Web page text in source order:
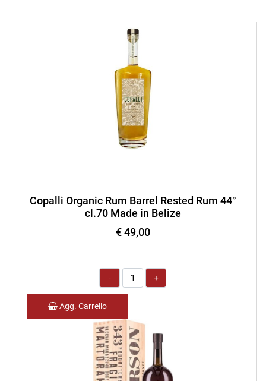
Copalli Organic Rum Barrel Rested Rum 44°
cl.70 Made in Belize
€ 49,00
Quantità
Agg. Carrello